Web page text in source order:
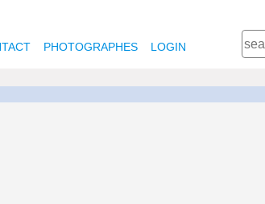
PHOTOGRAPHES LOGIN